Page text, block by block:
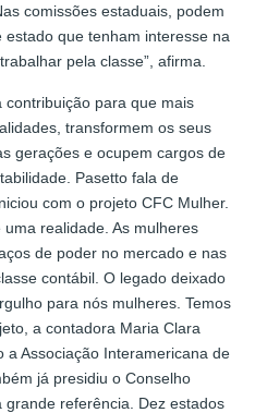
comissões estaduais, podem
que tenham interesse na
pela classe”, afirma.
para que mais
transformem os seus
gerações e ocupem cargos de
Pasetto fala de
com o projeto CFC Mulher.
realidade. As mulheres
de poder no mercado e nas
contábil. O legado deixado
para nós mulheres. Temos
a contadora Maria Clara
a Associação Interamericana de
já presidiu o Conselho
referência. Dez estados